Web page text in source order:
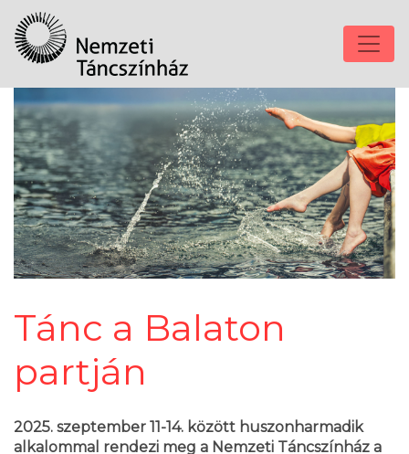
Tánc a Balaton
partján
2025. szeptember 11-14. között huszonharmadik
alkalommal rendezi meg a Nemzeti Táncszínház a